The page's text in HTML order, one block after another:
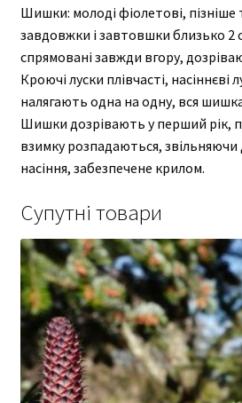
Шишки: молоді фіолетові, пізніше
завдовжки і завтовшки близько
спрямовані завжди вгору,
Кроючі луски плівчасті, насіннєві
налягають одна на одну, вся
Шишки дозрівають у перший рік,
взимку розпадаються,
насіння, забезпечене крилом.
Супутні товари